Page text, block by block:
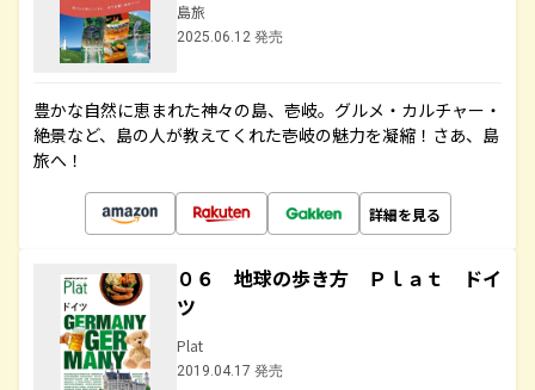
島旅
2025.06.12 発売
豊かな自然に恵まれた神々の島、壱岐。グルメ・カルチャー・
絶景など、島の人が教えてくれた壱岐の魅力を凝縮！さあ、島
旅へ！
詳細を見る
０６ 地球の歩き方 Ｐｌａｔ ドイ
ツ
Plat
2019.04.17 発売